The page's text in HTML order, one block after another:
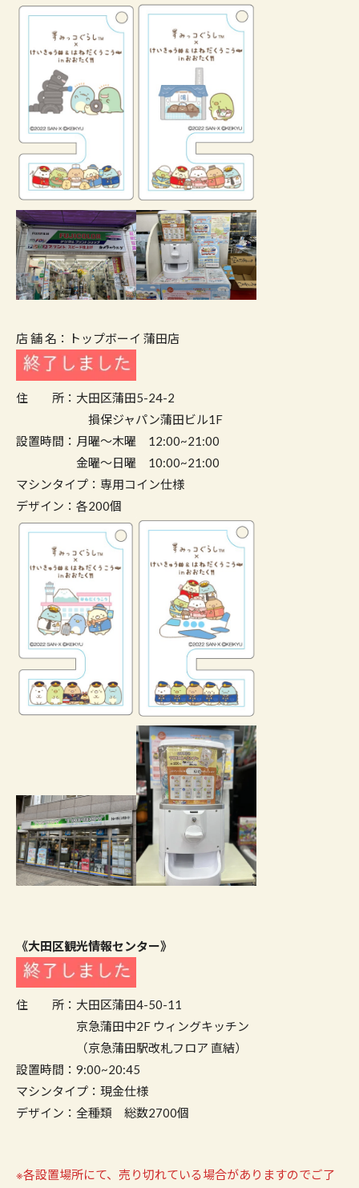
店 舗 名：トップボーイ 蒲田店
住 所：大田区蒲田5-24-2
損保ジャパン蒲田ビル1F
設置時間：月曜～木曜 12:00~21:00
金曜～日曜 10:00~21:00
マシンタイプ：専用コイン仕様
デザイン：各200個
《大田区観光情報センター》
住 所：大田区蒲田4-50-11
京急蒲田中2F ウィングキッチン
（京急蒲田駅改札フロア 直結）
設置時間：9:00~20:45
マシンタイプ：現金仕様
デザイン：全種類 総数2700個
※各設置場所にて、売り切れている場合がありますのでご了